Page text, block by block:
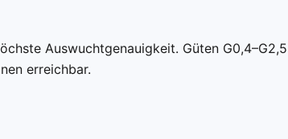
Auswuchtgenauigkeit. Güten G0,4–G2,5
erreichbar.